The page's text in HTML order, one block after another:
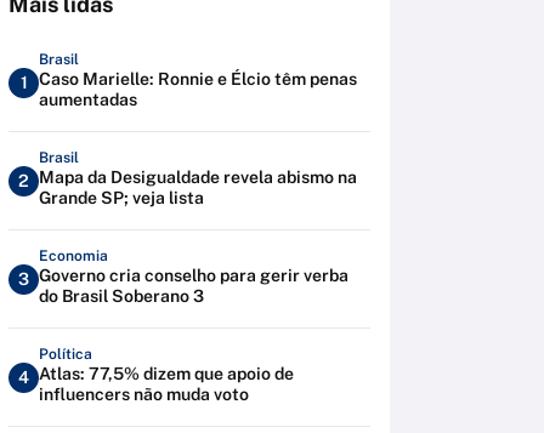
1
Brasil
Caso Marielle: Ronnie e Élcio têm penas
aumentadas
2
Brasil
Mapa da Desigualdade revela abismo na
Grande SP; veja lista
3
Economia
Governo cria conselho para gerir verba
do Brasil Soberano 3
4
Política
Atlas: 77,5% dizem que apoio de
influencers não muda voto